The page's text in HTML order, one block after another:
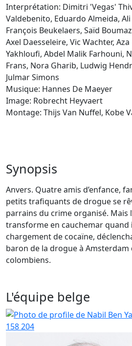
Interprétation: Dimitri 'Vegas'
Valdebenito, Eduardo Almeida, Ali
François Beukelaers, Saïd
Axel Daesseleire, Vic Wachter,
Yakhloufi, Abdel Malik Farhouni,
Frans, Nora Gharib, Ludwig
Julmar Simons
Musique: Hannes De Maeyer
Image: Robrecht Heyvaert
Montage: Thijs Van Nuffel, Kobe
Synopsis
Anvers. Quatre amis d’enfance,
petits trafiquants de drogue se
parrains du crime organisé. Mais
transforme en cauchemar quand
chargement de cocaïne,
baron de la drogue à Amsterdam
colombiens.
L'équipe belge
158204